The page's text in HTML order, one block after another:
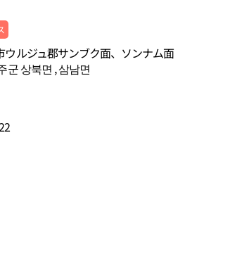
ウルジュ郡サンブク面、ソンナム面
군 상북면 , 삼남면